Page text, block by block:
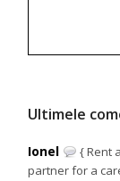
Ultimele
Ionel
{ Rent
partner for a